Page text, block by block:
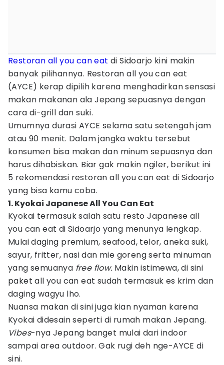
Restoran all you can eat di Sidoarjo kini makin
banyak pilihannya. Restoran all you can eat
(AYCE) kerap dipilih karena menghadirkan sensasi
makan makanan ala Jepang sepuasnya dengan
cara di-grill dan suki.
Umumnya durasi AYCE selama satu setengah jam
atau 90 menit. Dalam jangka waktu tersebut
konsumen bisa makan dan minum sepuasnya dan
harus dihabiskan. Biar gak makin ngiler, berikut ini
5 rekomendasi restoran all you can eat di Sidoarjo
yang bisa kamu coba.
1. Kyokai Japanese All You Can Eat
Kyokai termasuk salah satu resto Japanese all
you can eat di Sidoarjo yang menunya lengkap.
Mulai daging premium, seafood, telor, aneka suki,
sayur, fritter, nasi dan mie goreng serta minuman
yang semuanya free flow. Makin istimewa, di sini
paket all you can eat sudah termasuk es krim dan
daging wagyu lho.
Nuansa makan di sini juga kian nyaman karena
Kyokai didesain seperti di rumah makan Jepang.
Vibes-nya Jepang banget mulai dari indoor
sampai area outdoor. Gak rugi deh nge-AYCE di
sini.